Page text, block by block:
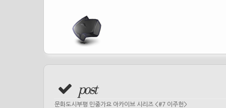
post
문화도시부평 민중가요 아카이브 시리즈 <#7 이주헌>